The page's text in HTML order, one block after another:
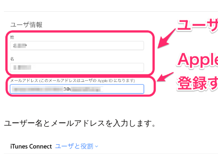
ユーザー名とメールアドレスを入力します。